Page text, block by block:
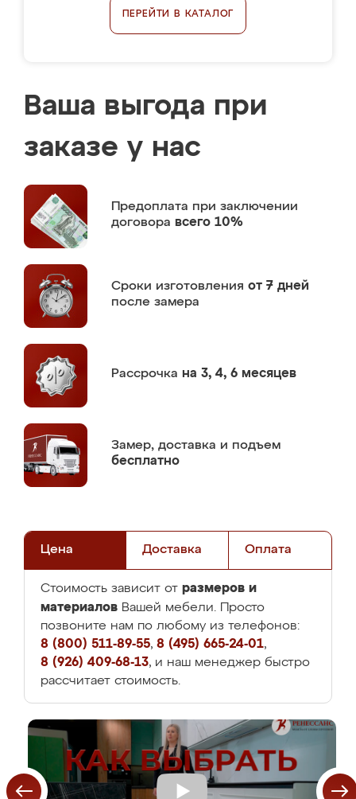
ПЕРЕЙТИ В КАТАЛОГ
Ваша выгода при
заказе у нас
Предоплата при заключении
договора всего 10%
Сроки изготовления от 7 дней
после замера
Рассрочка на 3, 4, 6 месяцев
Замер, доставка и подъем
бесплатно
Цена Доставка Оплата
Стоимость зависит от размеров и
материалов Вашей мебели. Просто
позвоните нам по любому из телефонов:
8 (800) 511-89-55, 8 (495) 665-24-01,
8 (926) 409-68-13, и наш менеджер быстро
рассчитает стоимость.